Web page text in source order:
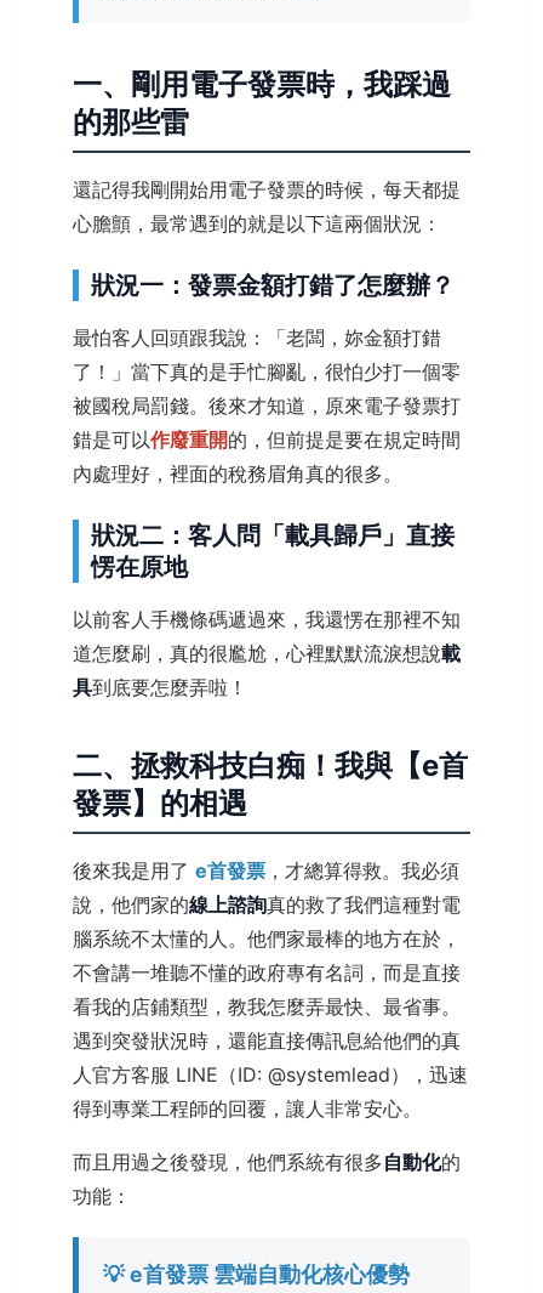
一、剛用電子發票時，我踩過
的那些雷
還記得我剛開始用電子發票的時候，每天都提
心膽顫，最常遇到的就是以下這兩個狀況：
狀況一：發票金額打錯了怎麼辦？
最怕客人回頭跟我說：「老闆，妳金額打錯
了！」當下真的是手忙腳亂，很怕少打一個零
被國稅局罰錢。後來才知道，原來電子發票打
錯是可以作廢重開的，但前提是要在規定時間
內處理好，裡面的稅務眉角真的很多。
狀況二：客人問「載具歸戶」直接
愣在原地
以前客人手機條碼遞過來，我還愣在那裡不知
道怎麼刷，真的很尷尬，心裡默默流淚想說載
具到底要怎麼弄啦！
二、拯救科技白痴！我與【e首
發票】的相遇
後來我是用了 e首發票 ，才總算得救。我必須
說，他們家的線上諮詢真的救了我們這種對電
腦系統不太懂的人。他們家最棒的地方在於，
不會講一堆聽不懂的政府專有名詞，而是直接
看我的店鋪類型，教我怎麼弄最快、最省事。
遇到突發狀況時，還能直接傳訊息給他們的真
人官方客服 LINE（ID: @systemlead），迅速
得到專業工程師的回覆，讓人非常安心。
而且用過之後發現，他們系統有很多自動化的
功能：
💡 e首發票 雲端自動化核心優勢